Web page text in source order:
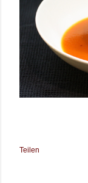
Teilen